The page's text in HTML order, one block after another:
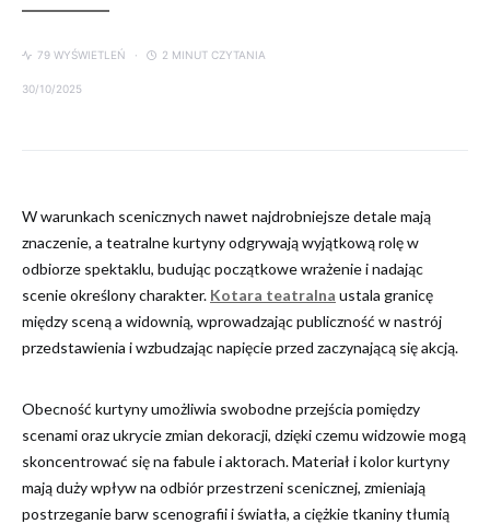
79 WYŚWIETLEŃ 2 MINUT CZYTANIA
30/10/2025
W warunkach scenicznych nawet najdrobniejsze detale mają
znaczenie, a teatralne kurtyny odgrywają wyjątkową rolę w
odbiorze spektaklu, budując początkowe wrażenie i nadając
scenie określony charakter. Kotara teatralna ustala granicę
między sceną a widownią, wprowadzając publiczność w nastrój
przedstawienia i wzbudzając napięcie przed zaczynającą się akcją.
Obecność kurtyny umożliwia swobodne przejścia pomiędzy
scenami oraz ukrycie zmian dekoracji, dzięki czemu widzowie mogą
skoncentrować się na fabule i aktorach. Materiał i kolor kurtyny
mają duży wpływ na odbiór przestrzeni scenicznej, zmieniają
postrzeganie barw scenografii i światła, a ciężkie tkaniny tłumią